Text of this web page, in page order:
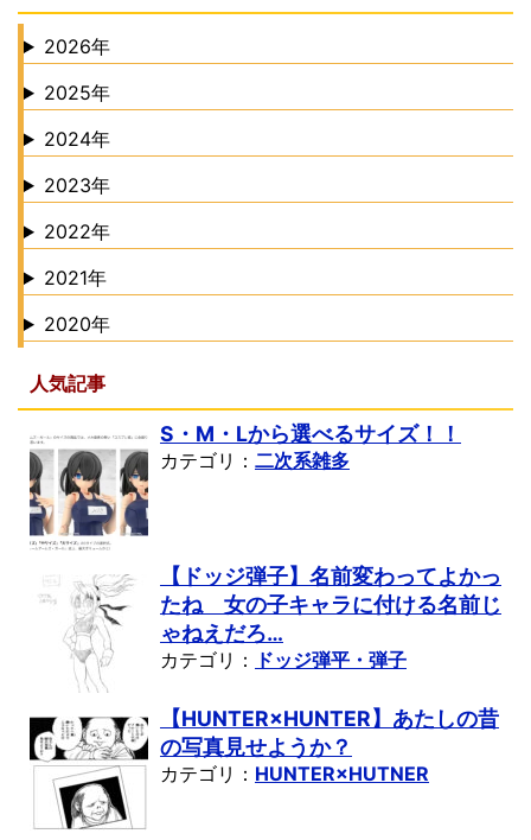
2026年
2025年
2024年
2023年
2022年
2021年
2020年
人気記事
S・M・Lから選べるサイズ！！
カテゴリ： 二次系雑多
【ドッジ弾子】名前変わってよかっ
たね 女の子キャラに付ける名前じ
ゃねえだろ…
カテゴリ： ドッジ弾平・弾子
【HUNTER×HUNTER】あたしの昔
の写真見せようか？
カテゴリ： HUNTER×HUTNER